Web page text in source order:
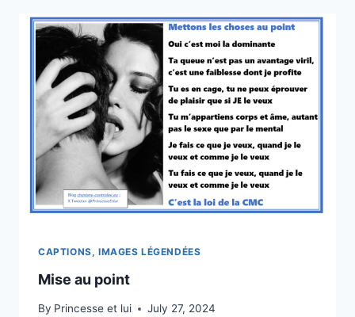
CAPTIONS, IMAGES LÉGENDÉES
Mise au point
By Princesse et lui July 27, 2024